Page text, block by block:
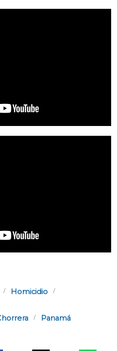
Homicidio
Panamá